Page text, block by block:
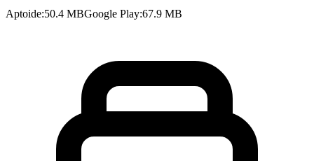
Aptoide:50.4 MBGoogle Play:67.9 MB